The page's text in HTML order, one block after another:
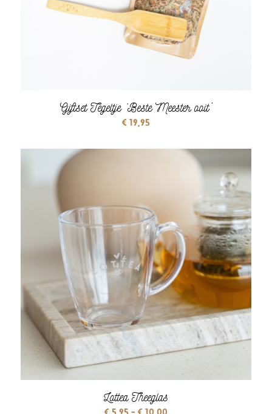
Giftset Tegeltje ‘Beste Meester ooit’
€19,95
Lottea Theeglas
Prijsklasse: